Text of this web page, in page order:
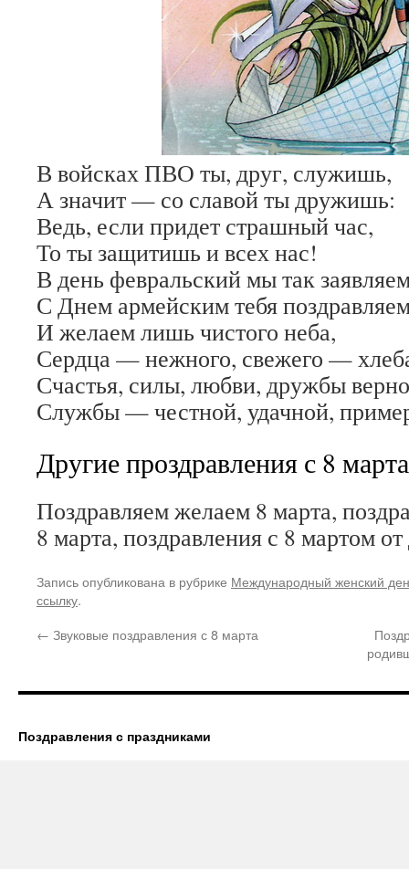
В войсках ПВО ты, друг, служишь,
А значит — со славой ты дружишь:
Ведь, если придет страшный час,
То ты защитишь и всех нас!
В день февральский мы так
С Днем армейским тебя
И желаем лишь чистого неба,
Сердца — нежного, свежего —
Счастья, силы, любви, дружбы
Службы — честной, удачной,
Другие проздравления с 8 марта
Поздравляем желаем 8 марта,
8 марта, поздравления с 8 мартом
Запись опубликована в рубрике Международный женский
ссылку.
← Звуковые поздравления с 8 марта
Поздравления с праздниками